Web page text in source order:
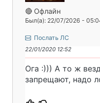
🔴 Офлайн
Был(а): 22/07/2026 -
Послать ЛС
22/01/2020 12:52
Ога :))) А то ж
запрещают, надо